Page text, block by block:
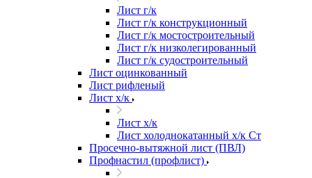
Лист г/к
Лист г/к конструкционный
Лист г/к мостостроительный
Лист г/к низколегированный
Лист г/к судостроительный
Лист оцинкованный
Лист рифленый
Лист х/к
Лист х/к
Лист холоднокатанный х/к Ст
Просечно-вытяжной лист (ПВЛ)
Профнастил (профлист)